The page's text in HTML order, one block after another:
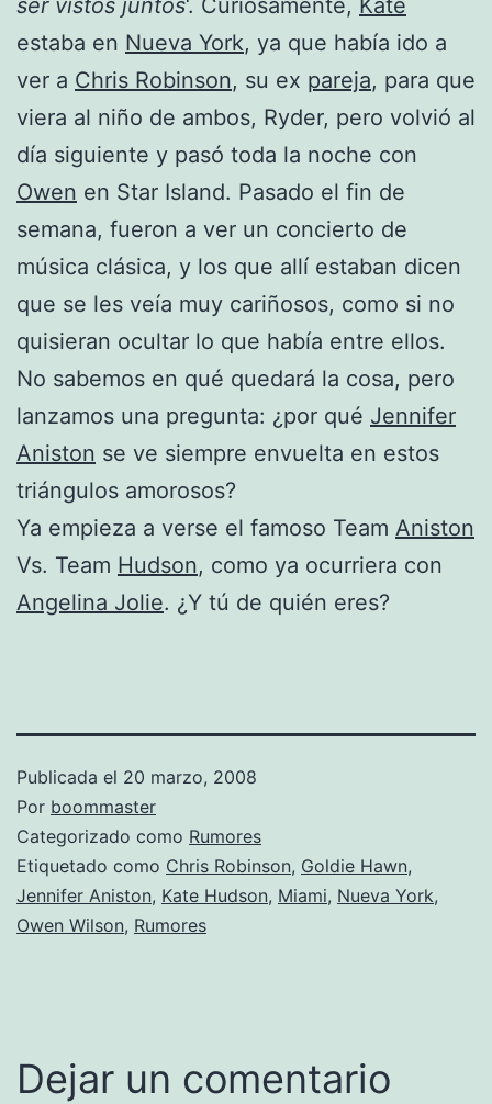
estaba en Nueva York, ya que había ido a
ver a Chris Robinson, su ex pareja, para que
viera al niño de ambos, Ryder, pero volvió al
día siguiente y pasó toda la noche con
Owen en Star Island. Pasado el fin de
semana, fueron a ver un concierto de
música clásica, y los que allí estaban dicen
que se les veía muy cariñosos, como si no
quisieran ocultar lo que había entre ellos.
No sabemos en qué quedará la cosa, pero
lanzamos una pregunta: ¿por qué Jennifer
Aniston se ve siempre envuelta en estos
triángulos amorosos?
Ya empieza a verse el famoso Team Aniston
Vs. Team Hudson, como ya ocurriera con
Angelina Jolie. ¿Y tú de quién eres?
Publicada el 20 marzo, 2008
Por boommaster
Categorizado como Rumores
Etiquetado como Chris Robinson, Goldie Hawn,
Jennifer Aniston, Kate Hudson, Miami, Nueva York,
Owen Wilson, Rumores
Dejar un comentario